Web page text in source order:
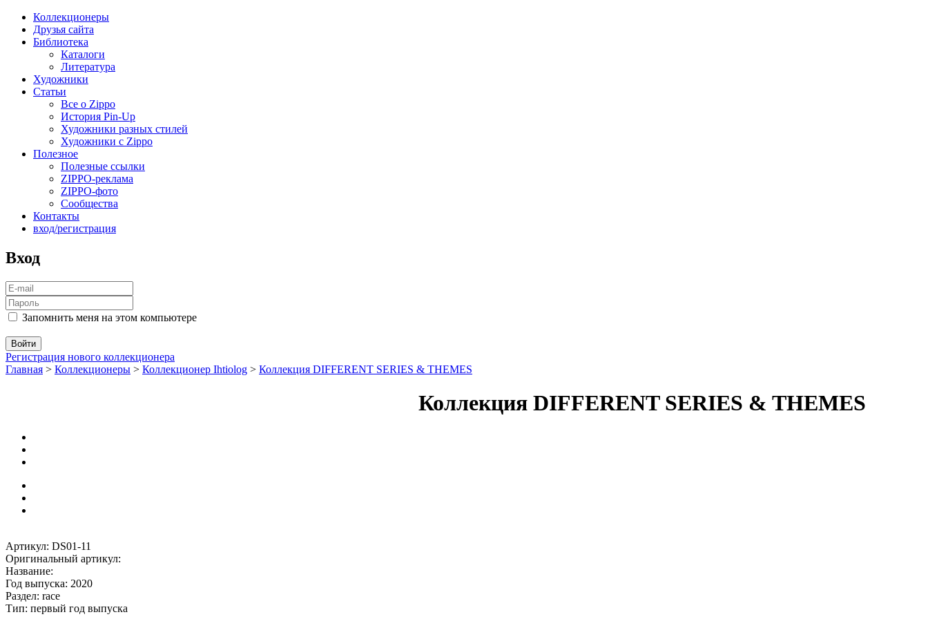
Коллекционеры
Друзья сайта
Библиотека
Каталоги
Литература
Художники
Статьи
Все о Zippo
История Pin-Up
Художники разных стилей
Художники с Zippo
Полезное
Полезные ссылки
ZIPPO-реклама
ZIPPO-фото
Сообщества
Контакты
вход/регистрация
Вход
Запомнить меня на этом компьютере
Регистрация нового коллекционера
Главная > Коллекционеры > Коллекционер Ihtiolog > Коллекция DIFFERENT SERIES & THEMES
Коллекция DIFFERENT SERIES & THEMES
Артикул: DS01-11
Оригинальный артикул:
Название:
Год выпуска: 2020
Раздел: race
Тип: первый год выпуска